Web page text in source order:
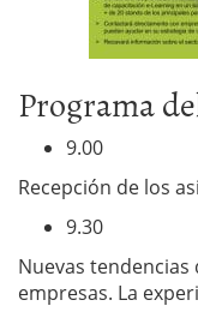
Programa
9.00
Recepción de los
9.30
Nuevas
empresas. La